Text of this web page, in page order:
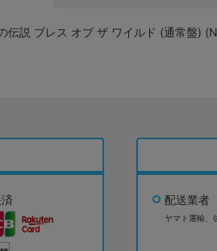
伝説 ブレス オブ ザ ワイルド (通常盤)
配送業者
ヤマト運輸、